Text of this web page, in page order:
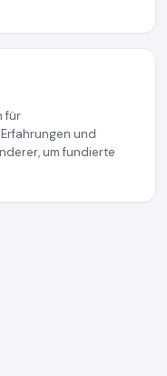
für
und
um fundierte